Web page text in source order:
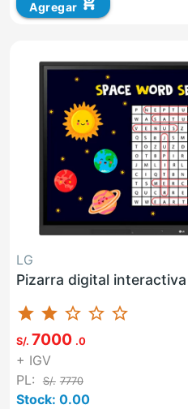
Agregar
LG
Pizarra digital interactiva
star star star_border star_border star_border
S/. 7000 .0
+ IGV
PL:
S/. 7770
Stock: 0.00